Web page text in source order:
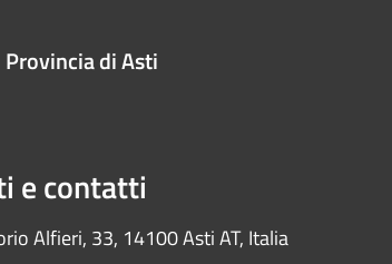
Provincia di Asti
e contatti
Alfieri, 33, 14100 Asti AT, Italia